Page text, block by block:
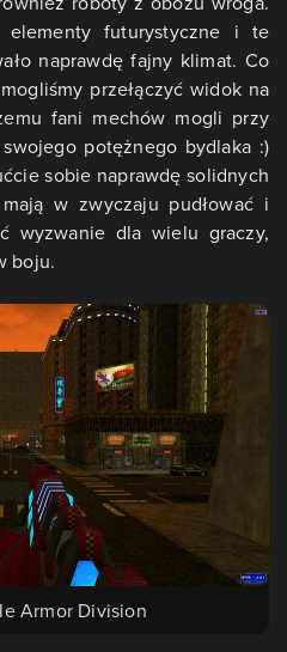
elementy futurystyczne i te
naprawdę fajny klimat. Co
przełączyć widok na
fani mechów mogli przy
potężnego bydlaka :)
sobie naprawdę solidnych
w zwyczaju pudłować i
wyzwanie dla wielu graczy,
boju.
Armor Division